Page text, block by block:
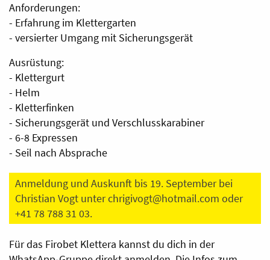
Anforderungen:
- Erfahrung im Klettergarten
- versierter Umgang mit Sicherungsgerät
Ausrüstung:
- Klettergurt
- Helm
- Kletterfinken
- Sicherungsgerät und Verschlusskarabiner
- 6-8 Expressen
- Seil nach Absprache
Anmeldung und Auskunft bis 19. September bei
Christian Vogt unterchrigivogt@hotmail.com oder
+41 78 788 31 03.
Für das Firobet Klettera kannst du dich in der